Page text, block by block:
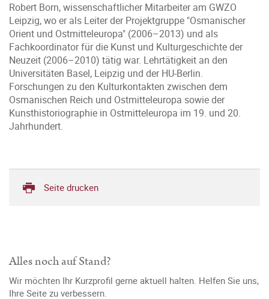
Robert Born, wissenschaftlicher Mitarbeiter am GWZO
Leipzig, wo er als Leiter der Projektgruppe "Osmanischer
Orient und Ostmitteleuropa" (2006–2013) und als
Fachkoordinator für die Kunst und Kulturgeschichte der
Neuzeit (2006–2010) tätig war. Lehrtätigkeit an den
Universitäten Basel, Leipzig und der HU-Berlin.
Forschungen zu den Kulturkontakten zwischen dem
Osmanischen Reich und Ostmitteleuropa sowie der
Kunsthistoriographie in Ostmitteleuropa im 19. und 20.
Jahrhundert.
Seite drucken
Alles noch auf Stand?
Wir möchten Ihr Kurzprofil gerne aktuell halten. Helfen Sie uns,
Ihre Seite zu verbessern.